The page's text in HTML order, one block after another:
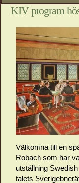
OM KIV
KIV program
Välkomna till en
Robach som har
utställning
talets